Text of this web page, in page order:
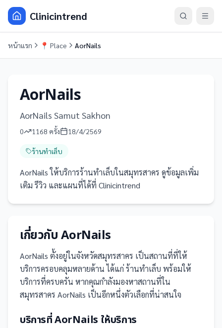
Clinicintrend
หน้าแรก 📍 Place AorNails
AorNails
AorNails Samut Sakhon
0 1168 ครั้ง 18/4/2569
ร้านทำเล็บ
AorNails ให้บริการร้านทำเล็บในสมุทรสาคร ดูข้อมูลเพิ่ม
เติม รีวิว และแผนที่ได้ที่ Clinicintrend
เกี่ยวกับAorNails
AorNails ตั้งอยู่ในจังหวัดสมุทรสาคร เป็นสถานที่ที่ให้
บริการครอบคลุมหลายด้าน ได้แก่ ร้านทำเล็บ พร้อมให้
บริการที่ครบครัน หากคุณกำลังมองหาสถานที่ใน
สมุทรสาคร AorNails เป็นอีกหนึ่งตัวเลือกที่น่าสนใจ
บริการที่AorNails ให้บริการ